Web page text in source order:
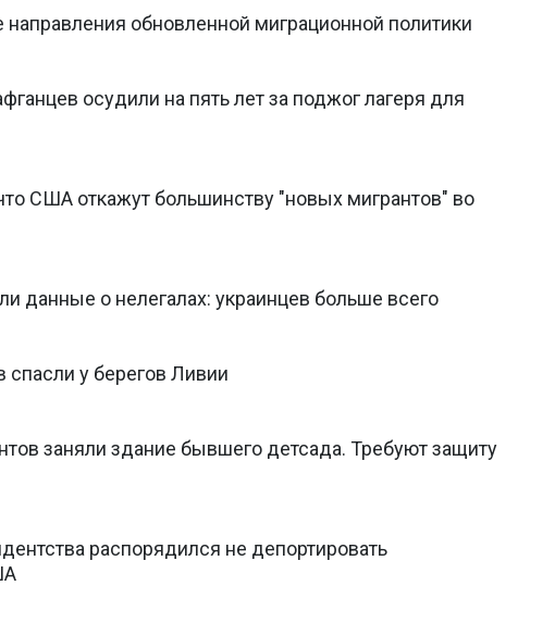
обновленной миграционной политики
осудили на пять лет за поджог лагеря для
США откажут большинству "новых мигрантов" во
данные о нелегалах: украинцев больше всего
спасли у берегов Ливии
заняли здание бывшего детсада. Требуют защиту
распорядился не депортировать